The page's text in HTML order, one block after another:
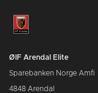
ØIF Arendal Elite
Sparebanken Norge Amfi
4848 Arendal